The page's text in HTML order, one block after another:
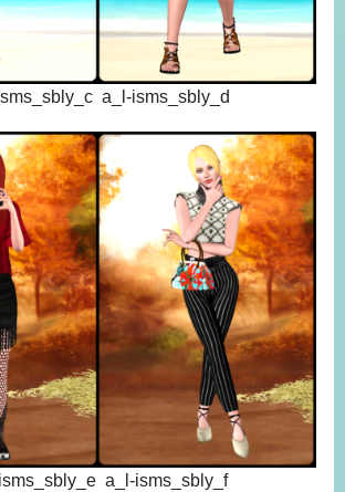
a_l-isms_sbly_d
a_l-isms_sbly_f